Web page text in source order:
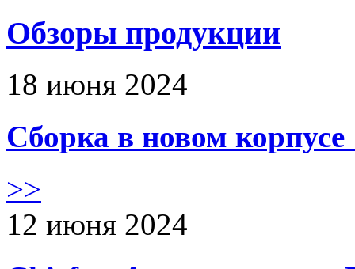
Обзоры продукции
18 июня 2024
Сборка в новом
>>
12 июня 2024